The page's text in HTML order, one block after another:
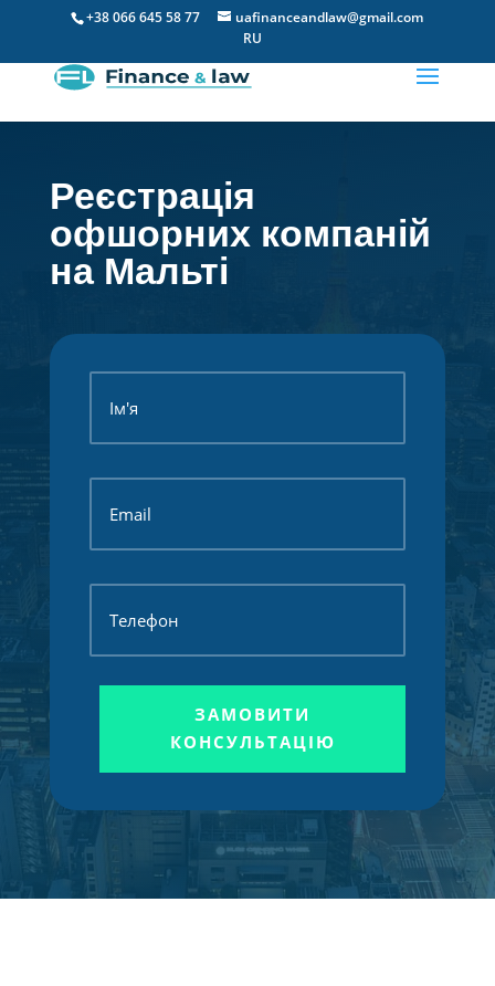
+38 066 645 58 77
uafinanceandlaw@gmail.com
RU
Реєстрація
офшорних компаній
на Мальті
ЗАМОВИТИ
КОНСУЛЬТАЦІЮ